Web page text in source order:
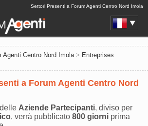
Settori Presenti a Forum Agenti Centro Nord Imola
Agenti Centro Nord Imola> Entreprises
a Forum Agenti Centro Nord
Aziende Partecipanti, diviso per
, verrà pubblicato800 giorni prima